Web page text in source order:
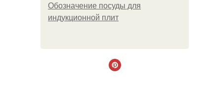
Обозначение посуды для
индукционной плит